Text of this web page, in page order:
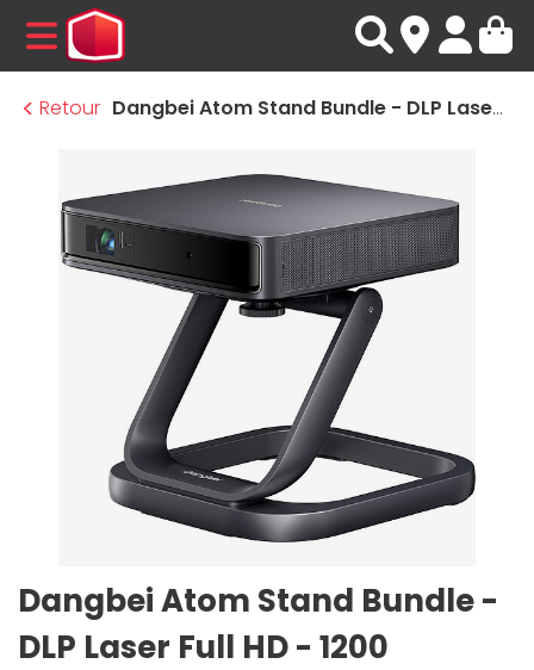
MENU
Retour
Dangbei Atom Stand Bundle - DLP Laser Full HD - 1200 Lumens
Dangbei Atom Stand Bundle -
DLP Laser Full HD - 1200